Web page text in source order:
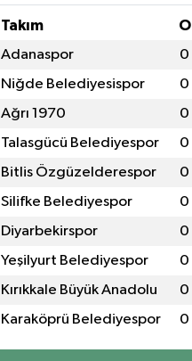
Takım O
Adanaspor 0
Niğde Belediyesispor 0
Ağrı 1970 0
Talasgücü Belediyespor 0
Bitlis Özgüzelderespor 0
Silifke Belediyespor 0
Diyarbekirspor 0
Yeşilyurt Belediyespor 0
Kırıkkale Büyük Anadolu 0
Karaköprü Belediyespor 0